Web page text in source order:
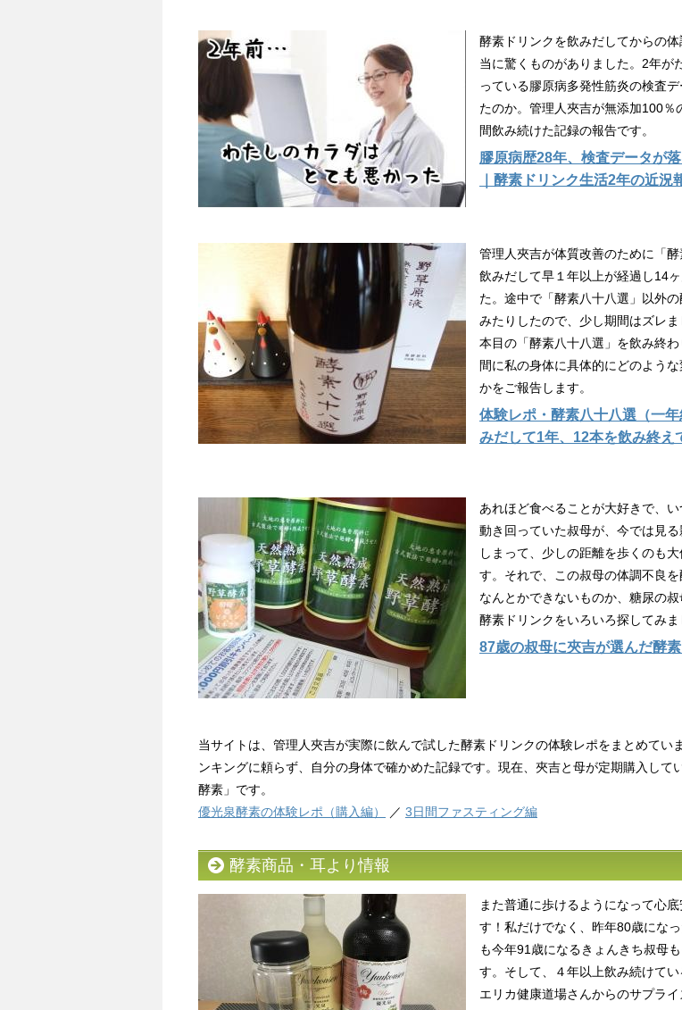
酵素ドリンクを飲みだしてからの
当に驚くものがありました。2年が
っている膠原病多発性筋炎の検査
たのか。管理人夾吉が無添加100％
間飲み続けた記録の報告です。
膠原病歴28年、検査データが
｜酵素ドリンク生活2年の近況
管理人夾吉が体質改善のために「
飲みだして早１年以上が経過し14
た。途中で「酵素八十八選」以外
みたりしたので、少し期間はズレ
本目の「酵素八十八選」を飲み終
間に私の身体に具体的にどのよう
かをご報告します。
体験レポ・酵素八十八選（一
みだして1年、12本を飲み終え
あれほど食べることが大好きで、い
動き回っていた叔母が、今では見
しまって、少しの距離を歩くのも
す。それで、この叔母の体調不良
なんとかできないものか、糖尿の叔
酵素ドリンクをいろいろ探してみま
87歳の叔母に夾吉が選んだ酵
当サイトは、管理人夾吉が実際に飲んで試した酵素ドリンクの体験レポをまとめてい
ンキングに頼らず、自分の身体で確かめた記録です。現在、夾吉と母が定期購入して
酵素」です。
優光泉酵素の体験レポ（購入編）
／ 3日間ファスティング編
酵素商品・耳より情報
また普通に歩けるようになって心底
す！私だけでなく、昨年80歳にな
も今年91歳になるきょんきち叔母
す。そして、４年以上飲み続けて
エリカ健康道場さんからのサプラ